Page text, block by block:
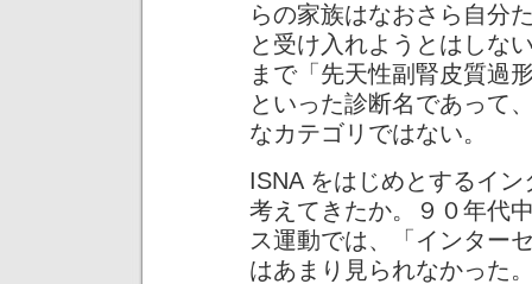
らの家族はなおさら自分
と受け入れようとはしな
まで「先天性副腎皮質過
といった診断名であって
なカテゴリではない。
ISNA をはじめとするイ
考えてきたか。９０年代
ス運動では、「インター
はあまり見られなかった